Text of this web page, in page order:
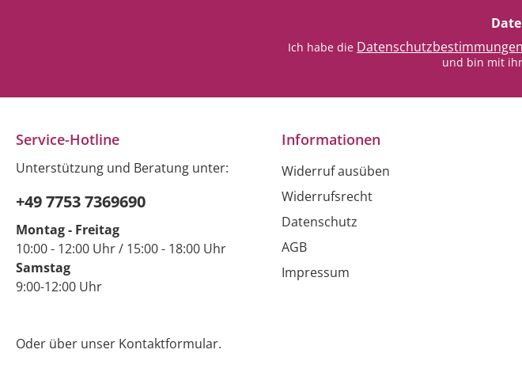
Ich habe die Datenschutzbestimmungen
und bin mit
Service-Hotline
Unterstützung und Beratung unter:
+49 7753 7369690
Montag - Freitag
10:00 - 12:00 Uhr / 15:00 - 18:00 Uhr
Samstag
9:00-12:00 Uhr
Oder über unser Kontaktformular.
Informationen
Widerruf ausüben
Widerrufsrecht
Datenschutz
AGB
Impressum